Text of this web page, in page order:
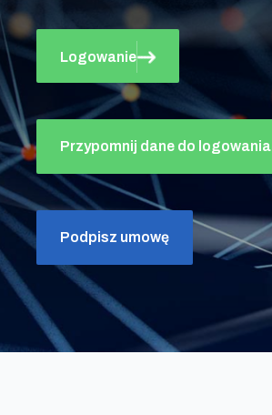
Logowanie
Przypomnij dane do logowania
Podpisz umowę